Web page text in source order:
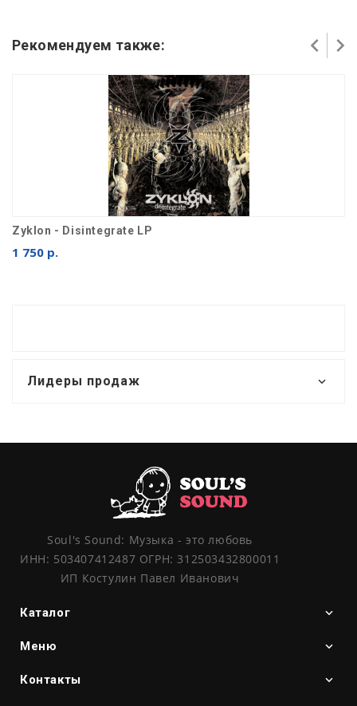
Рекомендуем также:
Zyklon - Disintegrate LP
1 750 р.
Лидеры продаж
Soul's Sound: Музыка - это любовь
ИНН: 503407412487 ОГРН: 312503432800011
ИП Костулин Павел Иванович
Каталог
Меню
Контакты